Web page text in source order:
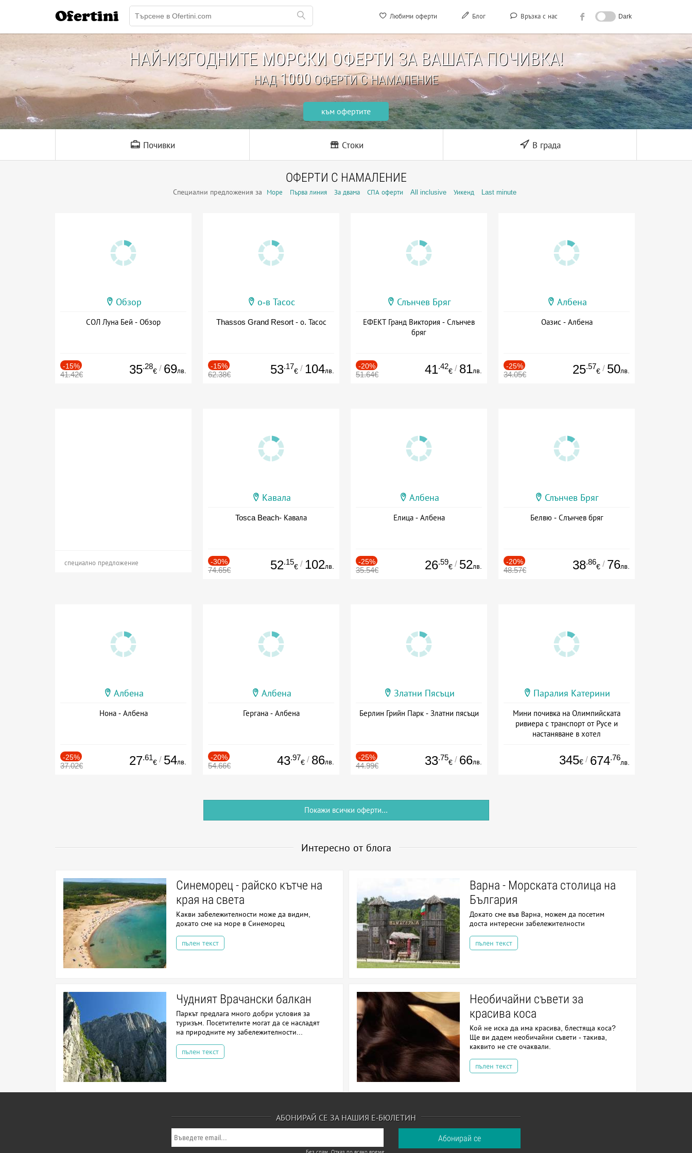
Любими оферти Блог Връзка с нас Dark
Ofertini
НАЙ-ИЗГОДНИТЕ МОРСКИ ОФЕРТИ ЗА ВАШАТА ПОЧИВКА!
НАД1000ОФЕРТИ С НАМАЛЕНИЕ
към офертите
Почивки Стоки В града
ОФЕРТИ С НАМАЛЕНИЕ
Специални предложения за Море Първа линия За двама СПА оферти All inclusive Уикенд Last minute
Обзор
СОЛ Луна Бей - Обзор
-15%
41.42€ 35.28
€ / 69лв.
о-в Тасос
Thassos Grand Resort - о. Тасос
-15%
62.38€ 53.17
€ / 104лв.
Слънчев Бряг
ЕФЕКТ Гранд Виктория - Слънчев
бряг
-20%
51.64€ 41.42
€ / 81лв.
Албена
Оазис - Албена
-25%
34.05€ 25.57
€ / 50лв.
специално предложение
Кавала
Tosca Beach- Кавала
-30%
74.65€ 52.15
€ / 102лв.
Албена
Елица - Албена
-25%
35.54€ 26.59
€ / 52лв.
Слънчев Бряг
Белвю - Слънчев бряг
-20%
48.57€ 38.86
€ / 76лв.
Албена
Нона - Албена
-25%
37.02€ 27.61
€ / 54лв.
Албена
Гергана - Албена
-20%
54.66€ 43.97
€ / 86лв.
Златни Пясъци
Берлин Грийн Парк - Златни пясъци
-25%
44.99€ 33.75
€ / 66лв.
Паралия Катерини
Мини почивка на Олимпийската
ривиера с транспорт от Русе и
настаняване в хотел
345€ / 674.76
лв.
Покажи всички оферти...
Интересно от блога
Синеморец - райско кътче на
края на света
Какви забележителности може да видим,
докато сме на море в Синеморец
пълен текст
Варна - Морската столица на
България
Докато сме във Варна, можем да посетим
доста интересни забележителности
пълен текст
Чудният Врачански балкан
Паркът предлага много добри условия за
туризъм. Посетителите могат да се насладят
на природните му забележителности...
пълен текст
Необичайни съвети за
красива коса
Кой не иска дa има красива, блестяща коса?
Ще ви дадем необичайни съвети - такива,
каквито не сте очаквали.
пълен текст
АБОНИРАЙ СЕ ЗА НАШИЯ Е-БЮЛЕТИН